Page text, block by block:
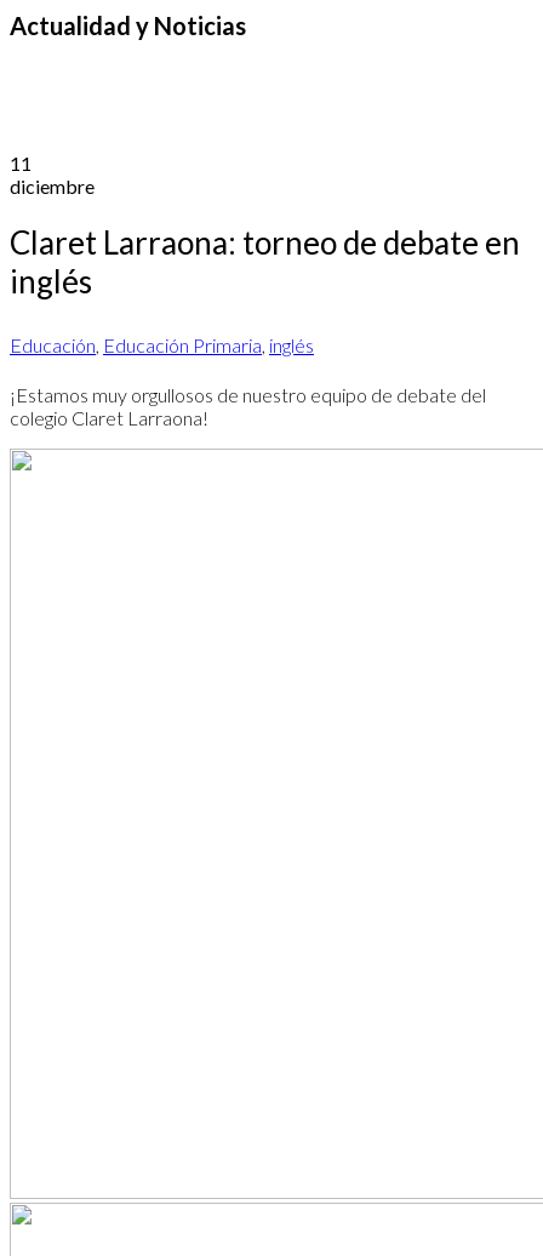
Actualidad y Noticias
11
diciembre
Claret Larraona: torneo de debate en
inglés
Educación, Educación Primaria, inglés
¡Estamos muy orgullosos de nuestro equipo de debate del
colegio Claret Larraona!